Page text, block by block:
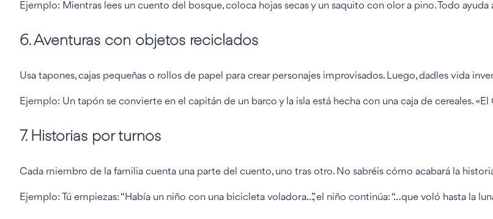
Ejemplo: Mientras lees un cuento del bosque, coloca hojas secas y un saquito con olor a pino. Todo
6. Aventuras con objetos reciclados
Usa tapones, cajas pequeñas o rollos de papel para crear personajes improvisados. Luego, dadles vida
Ejemplo: Un tapón se convierte en el capitán de un barco y la isla está hecha con una caja de cereales.
7. Historias por turnos
Cada miembro de la familia cuenta una parte del cuento, uno tras otro. No sabréis cómo acabará la
Ejemplo: Tú empiezas: “Había un niño con una bicicleta voladora…”, el niño continúa: “…que voló hasta la